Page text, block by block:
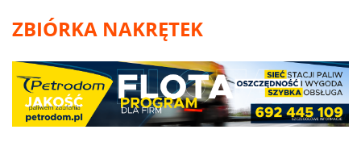
ZBIÓRKA NAKRĘTEK